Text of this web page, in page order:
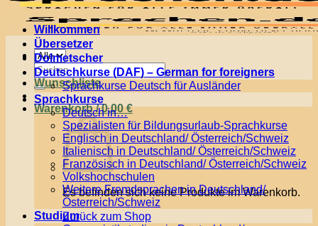
Menü
Suchen
nach:
Wunschliste
Warenkorb /0,00€
Es befinden sich keine Produkte im Warenkorb.
Zurück zum Shop
Willkommen
Übersetzer
Dolmetscher
Deutschkurse (DAF) – German for foreigners
Sprachkurse Deutsch für Ausländer
Sprachkurse
Deutsch in…
Spezialisten für Bildungsurlaub-Sprachkurse
Englisch in Deutschland/ Österreich/Schweiz
Italienisch in Deutschland/ Österreich/Schweiz
Französisch in Deutschland/ Österreich/Schweiz
Volkshochschulen
Weitere Fremdsprachen in Deutschland/
Österreich/Schweiz
Studium